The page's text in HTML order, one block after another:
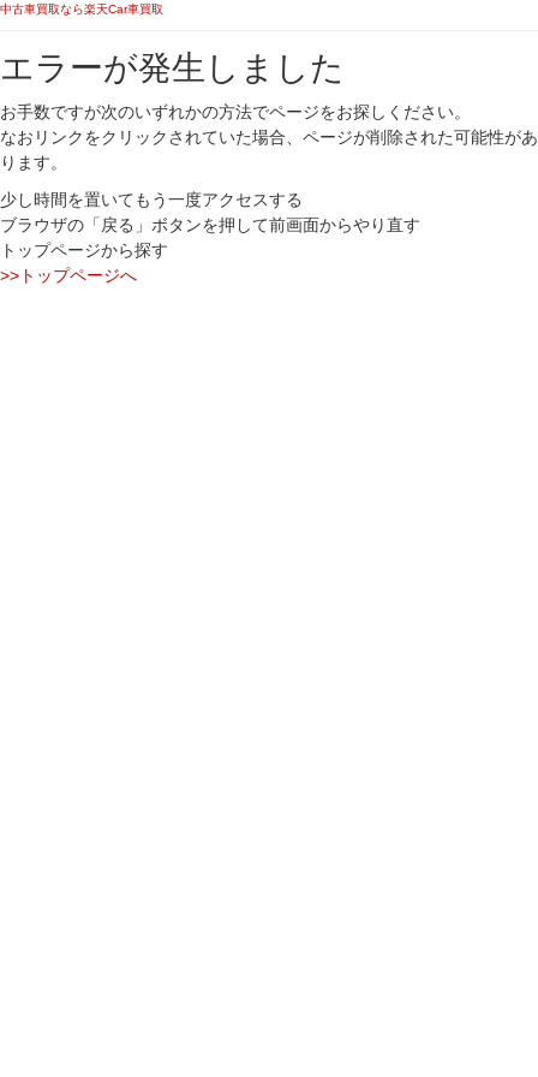
中古車買取なら楽天Car車買取
エラーが発生しました
お手数ですが次のいずれかの方法でページをお探しください。
なおリンクをクリックされていた場合、ページが削除された可能性があ
ります。
少し時間を置いてもう一度アクセスする
ブラウザの「戻る」ボタンを押して前画面からやり直す
トップページから探す
>>トップページへ